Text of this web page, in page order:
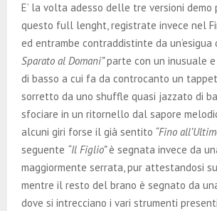
E’ la volta adesso delle tre versioni demo
questo full lenght, registrate invece nel
ed entrambe contraddistinte da un’esigua
Sparato al Domani”parte con un inusuale
di basso a cui fa da controcanto un
sorretto da uno shuffle quasi jazzato di
sfociare in un ritornello dal sapore
alcuni giri forse il già sentito “Fino
seguente “Il Figlio”è segnata invece da
maggiormente serrata, pur attestandosi
mentre il resto del brano è segnato da
dove si intrecciano i vari strumenti